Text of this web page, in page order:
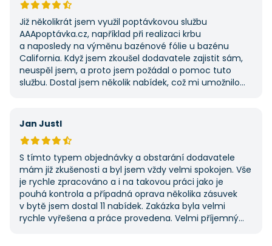
Již několikrát jsem využil poptávkovou službu
AAApoptávka.cz, například při realizaci krbu
a naposledy na výměnu bazénové fólie u bazénu
California. Když jsem zkoušel dodavatele zajistit sám,
neuspěl jsem, a proto jsem požádal o pomoc tuto
službu. Dostal jsem několik nabídek, což mi umožnilo
i ostatním.
Jan Justl
S tímto typem objednávky a obstarání dodavatele
mám již zkušenosti a byl jsem vždy velmi spokojen. Vše
je rychle zpracováno a i na takovou práci jako je
pouhá kontrola a případná oprava několika zásuvek
v bytě jsem dostal 11 nabídek. Zakázka byla velmi
rychle vyřešena a práce provedena. Velmi příjemný